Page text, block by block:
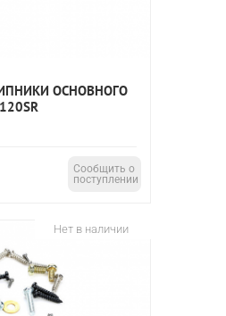
ОСНОВНОГО
Сообщить о
поступлении
Нет в наличии